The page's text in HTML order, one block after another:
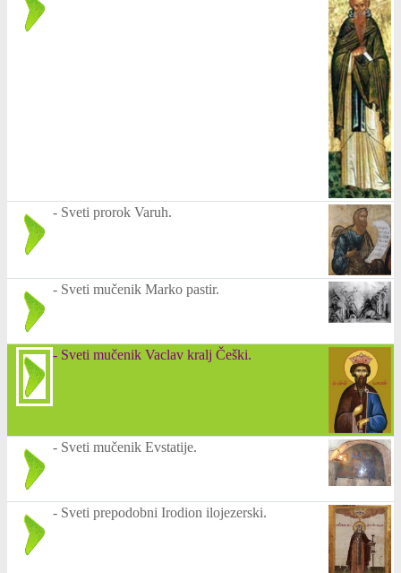
- Sveti prorok Varuh.
- Sveti mučenik Marko pastir.
- Sveti mučenik Vaclav kralj Češki.
- Sveti mučenik Evstatije.
- Sveti prepodobni Irodion ilojezerski.